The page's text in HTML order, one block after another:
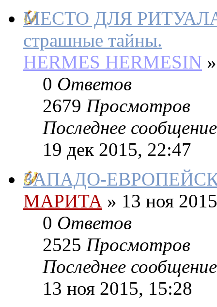
МЕСТО ДЛЯ РИТУАЛА.
страшные тайны.
HERMES HERMESIN »
0 Ответов
2679 Просмотров
Последнее сообщение
19 дек 2015, 22:47
ЗАПАДО-
МАРИТА » 13 ноя
0 Ответов
2525 Просмотров
Последнее сообщение
13 ноя 2015, 15:28